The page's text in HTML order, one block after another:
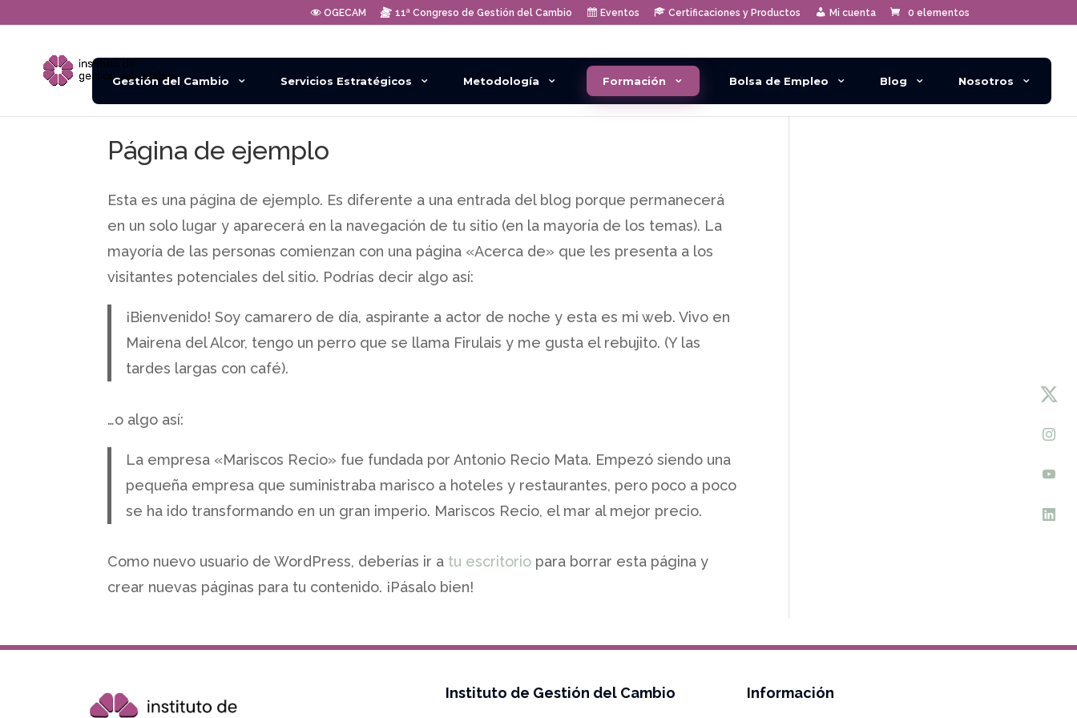
OGECAM 11ª Congreso de Gestión del Cambio Eventos Certificaciones y Productos Mi cuenta 0 elementos
Gestión del Cambio Servicios Estratégicos Metodología Formación Bolsa de Empleo Blog Nosotros
Página de ejemplo
Esta es una página de ejemplo. Es diferente a una entrada del blog porque permanecerá
en un solo lugar y aparecerá en la navegación de tu sitio (en la mayoría de los temas). La
mayoría de las personas comienzan con una página «Acerca de» que les presenta a los
visitantes potenciales del sitio. Podrías decir algo así:
¡Bienvenido! Soy camarero de día, aspirante a actor de noche y esta es mi web. Vivo en
Mairena del Alcor, tengo un perro que se llama Firulais y me gusta el rebujito. (Y las
tardes largas con café).
…o algo así:
La empresa «Mariscos Recio» fue fundada por Antonio Recio Mata. Empezó siendo una
pequeña empresa que suministraba marisco a hoteles y restaurantes, pero poco a poco
se ha ido transformando en un gran imperio. Mariscos Recio, el mar al mejor precio.
Como nuevo usuario de WordPress, deberías ir a tu escritorio para borrar esta página y
crear nuevas páginas para tu contenido. ¡Pásalo bien!
Instituto de Gestión del Cambio Información